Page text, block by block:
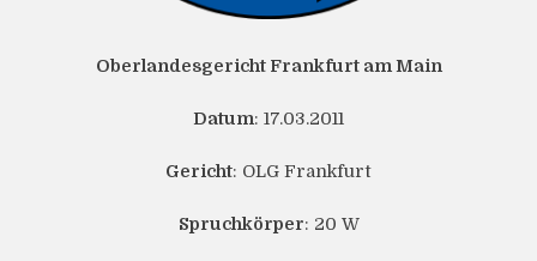
Oberlandesgericht Frankfurt am Main
Datum: 17.03.2011
Gericht: OLG Frankfurt
Spruchkörper: 20 W